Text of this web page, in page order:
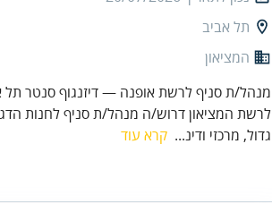
תל אביב
המציאון
מנהל/ת סניף לרשת אופנה — דיזנגוף סנטר תל
לרשת המציאון דרוש/ה מנהל/ת סניף לחנות
גדול, מרכזי ודינ... קרא עוד